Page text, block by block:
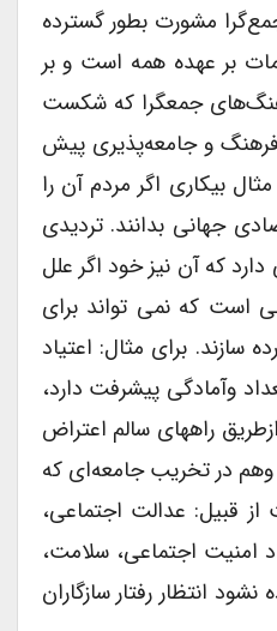
مشورت بطور گسترده
بر عهده همه است و بر
جمعگرا که شکست
و جامعه‌پذیری پیش
بیکاری اگر مردم آن را
جهانی بدانند. تردیدی
که آن نیز خود اگر علل
است که نمی تواند برای
سازند. برای مثال: اعتیاد
وآمادگی پیشرفت دارد،
راههای سالم اعتراض
وهم در تخریب جامعه‌ای که
قبیل: عدالت اجتماعی،
امنیت اجتماعی، سلامت،
انتظار رفتار سازگاران